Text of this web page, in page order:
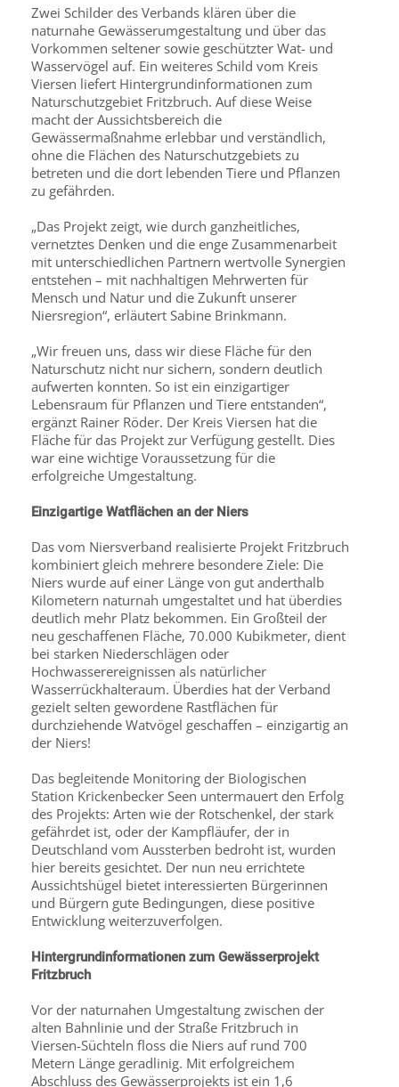
Zwei Schilder des Verbands klären über die
naturnahe Gewässerumgestaltung und über das
Vorkommen seltener sowie geschützter Wat- und
Wasservögel auf. Ein weiteres Schild vom Kreis
Viersen liefert Hintergrundinformationen zum
Naturschutzgebiet Fritzbruch. Auf diese Weise
macht der Aussichtsbereich die
Gewässermaßnahme erlebbar und verständlich,
ohne die Flächen des Naturschutzgebiets zu
betreten und die dort lebenden Tiere und Pflanzen
zu gefährden.
„Das Projekt zeigt, wie durch ganzheitliches,
vernetztes Denken und die enge Zusammenarbeit
mit unterschiedlichen Partnern wertvolle Synergien
entstehen – mit nachhaltigen Mehrwerten für
Mensch und Natur und die Zukunft unserer
Niersregion“, erläutert Sabine Brinkmann.
„Wir freuen uns, dass wir diese Fläche für den
Naturschutz nicht nur sichern, sondern deutlich
aufwerten konnten. So ist ein einzigartiger
Lebensraum für Pflanzen und Tiere entstanden“,
ergänzt Rainer Röder. Der Kreis Viersen hat die
Fläche für das Projekt zur Verfügung gestellt. Dies
war eine wichtige Voraussetzung für die
erfolgreiche Umgestaltung.
Einzigartige Watflächen an der Niers
Das vom Niersverband realisierte Projekt Fritzbruch
kombiniert gleich mehrere besondere Ziele: Die
Niers wurde auf einer Länge von gut anderthalb
Kilometern naturnah umgestaltet und hat überdies
deutlich mehr Platz bekommen. Ein Großteil der
neu geschaffenen Fläche, 70.000 Kubikmeter, dient
bei starken Niederschlägen oder
Hochwasserereignissen als natürlicher
Wasserrückhalteraum. Überdies hat der Verband
gezielt selten gewordene Rastflächen für
durchziehende Watvögel geschaffen – einzigartig an
der Niers!
Das begleitende Monitoring der Biologischen
Station Krickenbecker Seen untermauert den Erfolg
des Projekts: Arten wie der Rotschenkel, der stark
gefährdet ist, oder der Kampfläufer, der in
Deutschland vom Aussterben bedroht ist, wurden
hier bereits gesichtet. Der nun neu errichtete
Aussichtshügel bietet interessierten Bürgerinnen
und Bürgern gute Bedingungen, diese positive
Entwicklung weiterzuverfolgen.
Hintergrundinformationen zum Gewässerprojekt
Fritzbruch
Vor der naturnahen Umgestaltung zwischen der
alten Bahnlinie und der Straße Fritzbruch in
Viersen-Süchteln floss die Niers auf rund 700
Metern Länge geradlinig. Mit erfolgreichem
Abschluss des Gewässerprojekts ist ein 1,6